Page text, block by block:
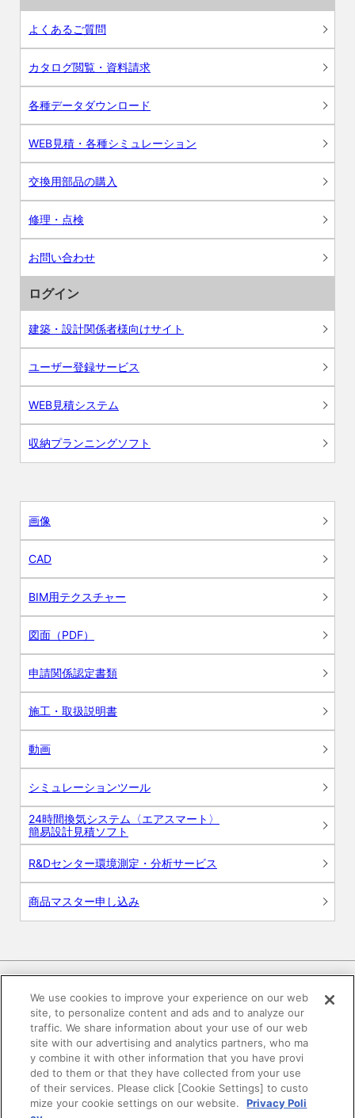
よくあるご質問
カタログ閲覧・資料請求
各種データダウンロード
WEB見積・各種シミュレーション
交換用部品の購入
修理・点検
お問い合わせ
ログイン
建築・設計関係者様向けサイト
ユーザー登録サービス
WEB見積システム
収納プランニングソフト
画像
CAD
BIM用テクスチャー
図面（PDF）
申請関係認定書類
施工・取扱説明書
動画
シミュレーションツール
24時間換気システム〈エアスマート〉
簡易設計見積ソフト
R&Dセンター環境測定・分析サービス
商品マスター申し込み
電子公告 このWEBサイトについて
プライバシーポリシー
SNSコミュニティガイドライン サイトマップ
We use cookies to improve your experience on our web
site, to personalize content and ads and to analyze our
traffic. We share information about your use of our web
site with our advertising and analytics partners, who ma
y combine it with other information that you have provi
ded to them or that they have collected from your use
of their services. Please click [Cookie Settings] to custo
mize your cookie settings on our website.
Privacy Poli